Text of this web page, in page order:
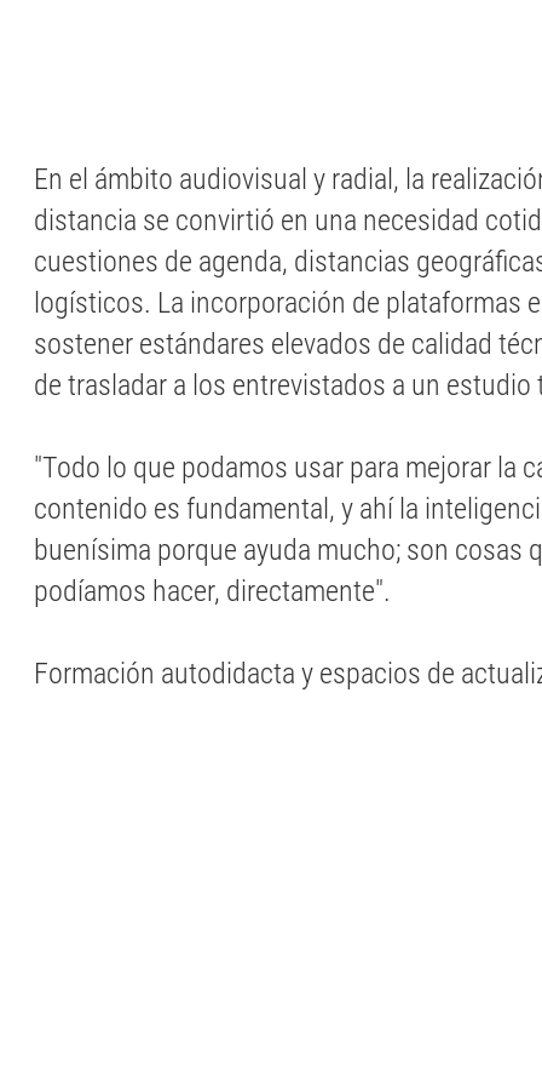
En el ámbito audiovisual y radial, la
distancia se convirtió en una necesidad
cuestiones de agenda, distancias
logísticos. La incorporación de plataformas
sostener estándares elevados de calidad
de trasladar a los entrevistados a un
"Todo lo que podamos usar para mejorar la
contenido es fundamental, y ahí la
buenísima porque ayuda mucho; son cosas
podíamos hacer, directamente".
Formación autodidacta y espacios de